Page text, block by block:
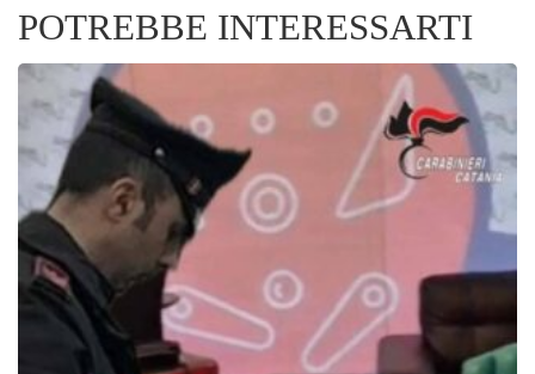
POTREBBE INTERESSARTI